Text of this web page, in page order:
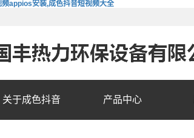
appios安装,成色抖音短视频大全
关于成色抖音 产品中心